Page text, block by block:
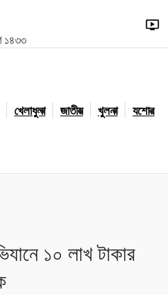
১৪৩৩
খেলাধুলা জাতীয় খুলনা যশোর
১০ লাখ টাকার